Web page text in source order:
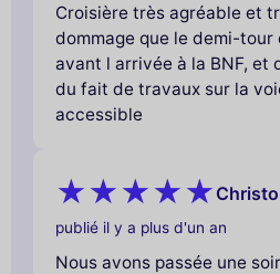
Croisière très agréable et
dommage que le demi-tour
avant l arrivée à la BNF, et
du fait de travaux sur la
accessible
publié il y a plus d'un an
Nous avons passée une